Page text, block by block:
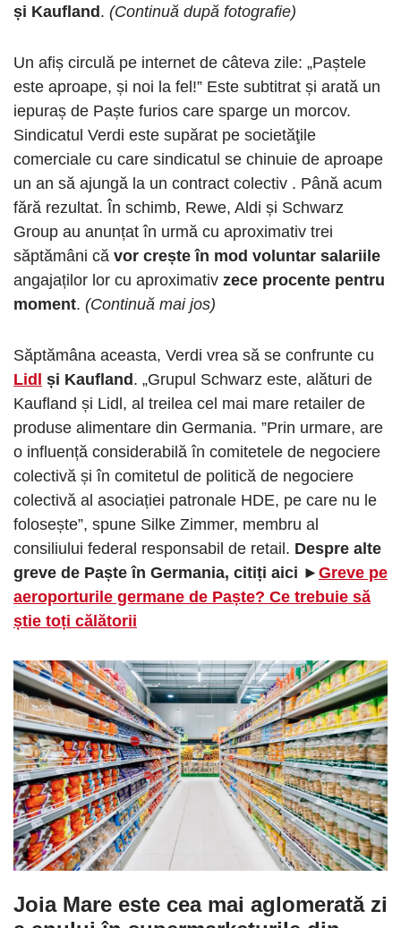
și Kaufland. (Continuă după fotografie)
Un afiș circulă pe internet de câteva zile: „Paștele
este aproape, și noi la fel!” Este subtitrat și arată un
iepuraș de Paște furios care sparge un morcov.
Sindicatul Verdi este supărat pe societăţile
comerciale cu care sindicatul se chinuie de aproape
un an să ajungă la un contract colectiv . Până acum
fără rezultat. În schimb, Rewe, Aldi și Schwarz
Group au anunțat în urmă cu aproximativ trei
săptămâni că vor crește în mod voluntar salariile
angajaților lor cu aproximativ zece procente pentru
moment. (Continuă mai jos)
Săptămâna aceasta, Verdi vrea să se confrunte cu
Lidl și Kaufland. „Grupul Schwarz este, alături de
Kaufland și Lidl, al treilea cel mai mare retailer de
produse alimentare din Germania. ”Prin urmare, are
o influență considerabilă în comitetele de negociere
colectivă și în comitetul de politică de negociere
colectivă al asociației patronale HDE, pe care nu le
folosește”, spune Silke Zimmer, membru al
consiliului federal responsabil de retail. Despre alte
greve de Paște în Germania, citiți aici ► Greve pe
aeroporturile germane de Paște? Ce trebuie să
știe toți călătorii
Joia Mare este cea mai aglomerată zi